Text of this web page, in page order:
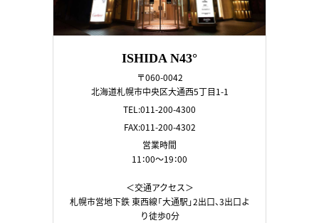
ISHIDA N43°
〒060-0042
北海道札幌市中央区大通西5丁目1-1
TEL:011-200-4300
FAX:011-200-4302
営業時間
11：00～19：00
＜交通アクセス＞
札幌市営地下鉄 東西線「大通駅」2出口、3出口よ
り徒歩0分